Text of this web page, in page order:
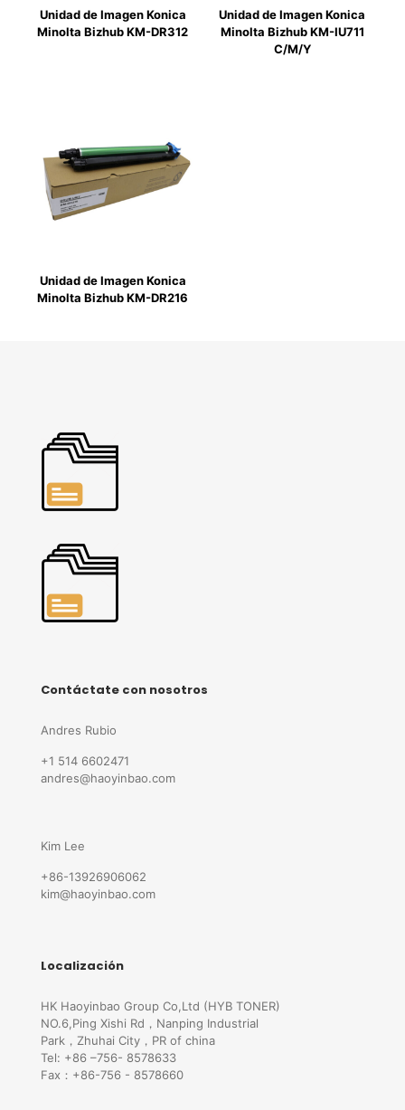
Unidad de Imagen Konica
Minolta Bizhub KM-DR312
Unidad de Imagen Konica
Minolta Bizhub KM-IU711
C/M/Y
Unidad de Imagen Konica
Minolta Bizhub KM-DR216
Contáctate con nosotros
Andres Rubio
+1 514 6602471
andres@haoyinbao.com
Kim Lee
+86-13926906062
kim@haoyinbao.com
Localización
HK Haoyinbao Group Co,Ltd (HYB TONER)
NO.6,Ping Xishi Rd，Nanping Industrial
Park，Zhuhai City，PR of china
Tel: +86 –756- 8578633
Fax：+86-756 - 8578660